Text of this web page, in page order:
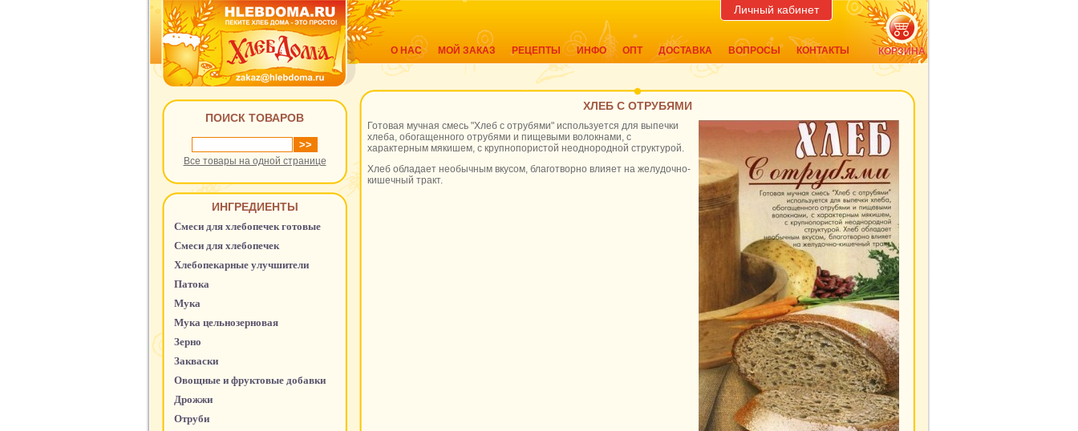
Личный кабинет
О НАС МОЙ ЗАКАЗ РЕЦЕПТЫ ИНФО ОПТ ДОСТАВКА ВОПРОСЫ КОНТАКТЫ КОРЗИНА
ПОИСК ТОВАРОВ
Все товары на одной странице
ИНГРЕДИЕНТЫ
Смеси для хлебопечек готовые
Смеси для хлебопечек
Хлебопекарные улучшители
Патока
Мука
Мука цельнозерновая
Зерно
Закваски
Овощные и фруктовые добавки
Дрожжи
Отруби
ХЛЕБ С ОТРУБЯМИ
Готовая мучная смесь "Хлеб с отрубями" используется для выпечки
хлеба, обогащенного отрубями и пищевыми волокнами, с
характерным мякишем, с крупнопористой неоднородной структурой.
Хлеб обладает необычным вкусом, благотворно влияет на желудочно-
кишечный тракт.